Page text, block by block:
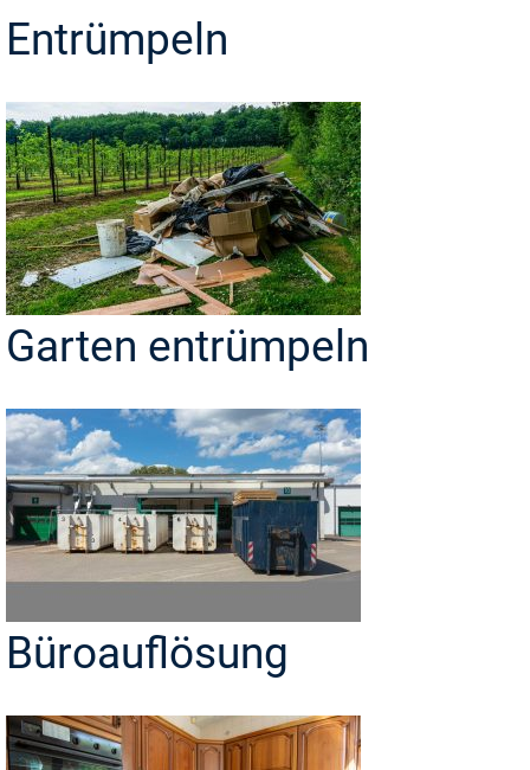
Entrümpeln
Garten entrümpeln
Büroauflösung